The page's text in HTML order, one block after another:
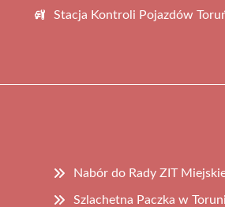
Stacja Kontroli Pojazdów
Nabór do Rady ZIT
Szlachetna Paczka w